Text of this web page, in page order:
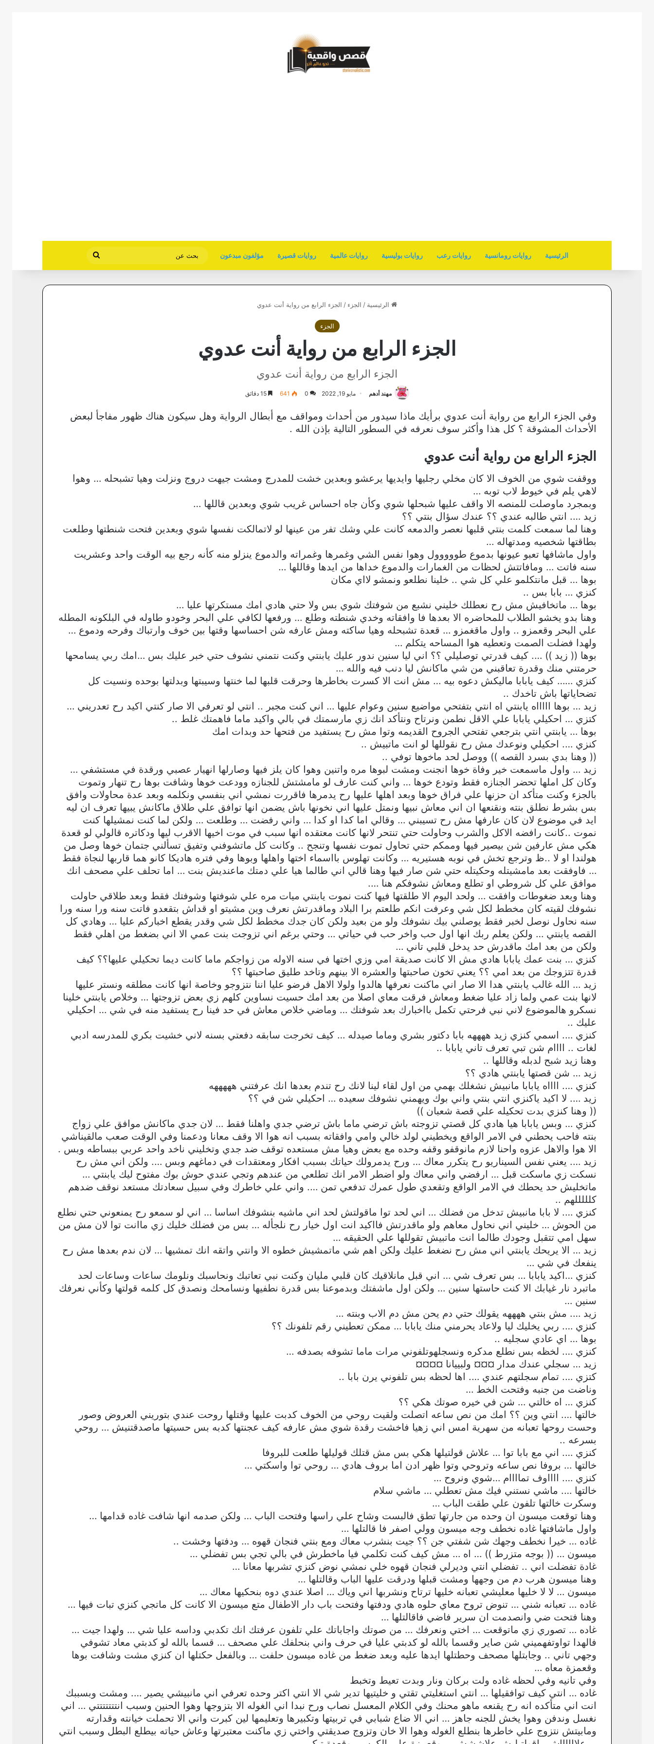
الرئيسية روايات رومانسية روايات رعب روايات بوليسية روايات عالمية روايات قصيرة مؤلفون مبدعون
عن
الرئيسية / الجزء / الجزء الرابع من رواية أنت عدوي
الجزء
الجزء الرابع من رواية أنت عدوي
الجزء الرابع من رواية أنت عدوي
مهند أدهم مايو 19, 2022 0
641 15 دقائق
وفي الجزء الرابع من رواية أنت عدوي برأيك ماذا سيدور من أحداث ومواقف مع أبطال الرواية وهل سيكون هناك ظهور مفاجأ لبعض
الأحداث المشوقة ؟ كل هذا وأكثر سوف نعرفه في السطور التالية بإذن الله .
الجزء الرابع من رواية أنت عدوي
ووقفت شوي من الخوف الا كان مخلي رجليها وايديها يرعشو وبعدين خشت للمدرج ومشت جيهت دروج ونزلت وهيا تشبحله … وهوا
لاهي يلم في خيوط لاب توبه …
وبمجرد ماوصلت للمنصه الا واقف عليها شبحلها شوي وكأن جاه احساس غريب شوي وبعدين قاللها …
زيد …. انتي طالبه عندي ؟؟ عندك سؤال بنتي ؟؟
وهنا لما سمعت كلمت بنتي قلبها نعصر والدمعه كانت علي وشك تفر من عينها لو لاتمالكت نفسها شوي وبعدين فتحت شنطتها وطلعت
بطاقتها شخصيه ومدتهاله …
واول ماشافها تعبو عيونها بدموع طووووول وهوا نفس الشي وغمرها وغمراته والدموع ينزلو منه كأنه رجع بيه الوقت واحد وعشريت
سنه فاتت … ومافاتتش لحظات من الغمارات والدموع خداها من ايدها وقاللها …
بوها … قبل مانتكلمو علي كل شي .. خلينا نطلعو ونمشو لااي مكان
كنزي … بابا بس ..
بوها … ماتخافيش مش رح نعطلك خليني نشبع من شوفتك شوي بس ولا حتي هادي امك مستكرتها عليا …
وهنا بدو يخشو الطلاب للمحاضره الا بعدها فا وافقاته وخدي شنطته وطلع … ورفعها لكافي علي البحر وخودو طاوله في البلكونه المطله
علي البحر وقعمزو .. واول ماقغمزو … قعدة تشبحله وهيا ساكته ومش عارفه شن احساسها وقتها بين خوف وارتباك وفرحه ودموع …
ولهدا فضلت الصمت وتعطيه هوا المساحه يتكلم …
بوها (( زيد )) …. كيف قدرتي توصليلي ؟؟ اني ليا سنين ندور عليك يابنتي وكنت نتمني نشوف حتي خبر عليك بس …امك ربي يسامحها
حرمتني منك وقدرة تعاقبني من شي ماكانش ليا دنب فيه والله …
كنزي …… كيف يابابا ماليكش دعوه بيه … مش انت الا كسرت بخاطرها وحرقت قلبها لما خنتها وسيبتها وبدلتها بوحده ونسيت كل
تضحاياتها باش تاخدك ..
زيد … بوها اااااه يابنتي اه انتي بتفتحي مواضيع سنين وعوام عليها … اني كنت مجبر .. انتي لو تعرفي الا صار كنتي اكيد رح تعدريني …
كتزي … احكيلي يابابا علي الاقل نطمن ونرتاح ونتأكد انك زي مارسمتك في بالي واكيد ماما فاهمتك غلط ..
بوها … يابنتي انتي بترجعي تفتحي الجروح القديمه وتوا مش رح يستفيد من فتحها حد وبدات امك
كنزي …. احكيلي ونوعدك مش رح نقوللها لو انت ماتبيش ..
(( وهنا بدي بسرد القصه )) ووصل لحد ماخوها توفي ..
زيد … واول ماسمعت خير وفاة خوها انجنت ومشت لبوها مره واتنين وهوا كان يلز فيها وصارلها انهيار عصبي ورقدة في مستشفي …
وكان كل املها تحضر الجنازه فقط وتودع خوها … واني كنت عارف لو مامشتش للجنازه وودعت خوها وشافت بوها رح تنهار وتموت
بالجزء وكنت متأكد ان حزنها علي فراق خوها وبعد اهلها عليها رح يدمرها فاقررت نمشي اني بنفسي ونكلمه وبعد عدة محاولات وافق
بس بشرط نطلق بنته ونقنعها ان اني معاش نبيها ونمتل عليها اني نخونها باش يضمن انها توافق علي طلاق ماكانش يبيها تعرف ان ليه
ايد في موضوع لان كان عارفها مش رح تسيبني … وقالي اما كدا او كدا … واني رفضت … وطلعت … ولكن لما كنت نمشيلها كنت
نموت ..كانت رافضه الاكل والشرب وحاولت حتي تنتحر لانها كانت معتقده انها سبب في موت اخيها الاقرب ليها ودكاتره قالولي لو قعدة
هكي مش عارفين شن بيصير فيها وممكم حتي تحاول تموت نفسها وتنجح .. وكانت كل ماتشوفني وتفيق تسألني جتمان خوها وصل من
هولندا او لا ..ظ وترجع تخش في نوبه هستيريه … وكانت تهلوس بااسماء اختها واهلها وبوها وفي فتره هاديكا كانو هما قاربها لنجاة فقط
… فاوفقت بعد مامشيتله وحكيتله حتي شن صار فيها وهنا قالي اني طالما هيا علي دمتك ماعنديش بنت … اما تحلف علي مصحف انك
موافق علي كل شروطي او تطلع ومعاش نشوفكم هنا ….
وهنا وبعد ضغوطات وافقت … ولحد اليوم الا طلقتها فيها كنت نموت يابنتي ميات مره علي شوفتها وشوفتك فقط وبعد طلاقي حاولت
نشوفك لقيته كان مخطط لكل شي وعرفت انكم طلعتم برا البلاد وماقدرتش نعرف وين مشيتو او قداش بتقعدو فاتت سنه ورا سنه ورا
سنه نحاول نوصل لخبر فقط يوصلني بيك نشوفك ولو من بعيد ولكن كان جدك مخطط لكل شي وقدر يقطع اخباركم عليا … وهادي كل
القصه يابنتي … ولكن يعلم ربك انها اول حب واخر حب في حياتي … وحتي برغم اني تزوجت بنت عمي الا اني بضغط من اهلي فقط
ولكن من بعد امك ماقدرش حد يدخل قلبي تاني …
كنزي … بنت عمك يابابا هادي مش الا كانت صديقة امي وزي اختها في سنه الاوله من زواجكم ماما كانت ديما تحكيلي عليها؟؟ كيف
قدرة تتزوجك من بعد امي ؟؟ يعني تخون صاحبتها والعشره الا بينهم وتاخد طليق صاحبتها ؟؟
زيد … الله غالب يابنتي هدا الا صار اني ماكنت نعرفها هالدوا ولولا الاهل فرضو عليا اننا نتزوجو وخاصة انها كانت مطلقه ونستر عليها
لانها بنت عمي ولما زاد عليا ضغط ومعاش فرقت معاي اصلا من بعد امك حسيت نساوين كلهم زي بعض تزوجتها … وخلاص يابنتي خلينا
نسكرو هالموضوع لاني نبي فرحتي تكمل بااخبارك بعد شوفتك … وماضي خلاص معاش في حد فينا رح يستفيد منه في شي … احكيلي
عليك ..
كنزي …. اسمي كنزي زيد ههههه بابا دكتور بشري وماما صيدله … كيف تخرجت سابقه دفعتي بسنه لاني خشيت بكري للمدرسه ادبي
لغات .. اااام شن تبي تعرف تاني يابابا ..
وهنا زيد شبح لدبله وقاللها ..
زيد … شن قصتها يابنتي هادي ؟؟
كنزي …. ااااه يابابا مانبيش نشغلك بهمي من اول لقاء لينا لانك رح تندم بعدها انك عرفتني هههههه
زيد …. لا اكيد ياكنزي انتي بنتي واني بوك ويهمني نشوفك سعيده … احكيلي شن في ؟؟
(( وهنا كنزي بدت تحكيله علي قصة شعبان ))
كنزي … وبس يابابا هيا هادي كل قصتي تزوجته باش ترضي ماما باش ترضي جدي واهلنا فقط … لان جدي ماكانش موافق علي زواج
بنته فاحب يحطني في الامر الواقع ويخطيني لولد خالي وامي وافقاته بسبب انه هوا الا وقف معانا ودعمنا وفي الوقت صعب مالقيناشي
الا هوا والاهل عزوه واحنا لازم مانوقفو وقفه وحده مع بعض وهيا مش مستعده توقف ضد جدي وتخليني ناخد واحد عربي ببساطه وبس .
زيد …. يعني نفس السيناريو رح يتكرر معاك … ورح يدمرولك حياتك بسبب افكار ومعتقدات في دماغهم وبس …. ولكن اني مش رح
نسكت زي ماسكت قبل … ارفضي واني معاك ولو اضطر الامر انك تطلعي من عندهم وتجي عندي حوش بوك مفتوح ليك يابنتي …
ماتخليش حد يحطك في الامر الواقع وتقعدي طول عمرك تدفعي تمن …. واني علي خاطرك وفي سبيل سعادتك مستعد نوقف ضدهم
كلللللهم ..
كنزي …. لا بابا مانبيش تدخل من فضلك … اني لحد توا ماقولتش لحد اني ماشيه بنشوفك اساسا … اني لو سمعو رح يمنعوني حتي نطلع
من الحوش … خليني اني نحاول معاهم ولو ماقدرتش فااكيد انت اول خيار رح نلجأله … بس من فضلك خليك زي ماانت توا لان مش من
سهل امي تتقبل وجودك طالما انت ماتبيش تقوللها علي الحقيقه …
زيد … الا يريحك يابنتي اني مش رح نضغط عليك ولكن اهم شي ماتمشيش خطوه الا وانتي واتقه انك تمشيها … لان ندم بعدها مش رح
ينفعك في شي …
كنزي …اكيد يابابا … بس تعرف شي … اني قبل مانلاقيك كان قلبي مليان وكنت نبي تعاتبك ونحاسبك ونلومك ساعات وساعات لحد
ماتبرد نار غيابك الا كنت حاستها سنين … ولكن اول ماشفتك وبدموعنا بس قدرة نطفيها ونسامحك ونصدق كل كلمه قولتها وكأني نعرفك
سنين …
زيد …. مش بنتي ههههه يقولك حتي دم يحن مش دم الاب وبنته …
كنزي …. ربي يخليك ليا ولاعاد يحرمني منك يابابا … ممكن تعطيني رقم تلفونك ؟؟
بوها … اي عادي سجليه ..
كنزي …. لخظه بس نطلع مدكره ونسجلهوتلفوني مرات ماما تشوفه بصدفه …
زيد … سجلي عندك مدار ¤¤¤ ولبييانا ¤¤¤¤
كتزي …. تمام سجلتهم عندي …. اها لحظه بس تلفوني يرن بابا ..
وناضت من جنبه وفتحت الخط …
كنزي … اه خالتي … شن في خيره صوتك هكي ؟؟
خالتها …. انتي وين ؟؟ امك من نص ساعه اتصلت ولقيت روحي من الخوف كدبت عليها وقتلها روحت عندي بتوريني العروض وصور
وحست روحها تعبانه من سهرية امس اني زهيا فاخشت رقدة شوي مش عارفه كيف عجنتها كدبه بس حسيتها ماصدقتنيش … روحي
بسرعه ..
كنزي …. اني مع بابا توا … علاش قولتيلها هكي بس مش قتلك قوليلها طلعت للبروفا
خالتها … بروفا نص ساعه وتروحي وتوا ظهر ادن اما بروف هادي … روحي توا واسكتي …
كنزي …. ااااوف تماااام …شوي ونروح …
خالتها …. ماشي نستني فيك مش تعطلي … ماشي سلام
وسكرت خالتها تلفون علي طقت الباب …
وهنا توقعت ميسون ان وحده من جارتها تطق فالبست وشاح علي راسها وفتحت الباب … ولكن صدمه انها شافت غاده قدامها …
واول ماشافتها غاده نخطف وجه ميسون وولي اصفر فا قالتلها …
غاده … خيرا نخطف وجهك شن شفتي جن ؟؟ جيت بنشرب معاك ومع بنتي فنجان قهوه … ودفتها وخشت ..
ميسون … (( بوجه متزرط )) … اه … مش كيف كنت تكلمي فيا ماخطرش في بالي تجي بس تفضلي …
غادة تفضلت اني .. تفضلي انتي وديرلي فنجان قهوه خلي نمشي نوض كنزي تشربها معانا …
وهنا ميسون هرب دم من وجهها ومشت قبلها ودرقت عليها الباب وقالتلها …
ميسون … لا لا خليها معليشي تعبانه خليها ترتاح ونشربها اني وياك … اصلا عندي دوه بنحكيها معاك …
غاده … تعبانه شني … تنوض تروح معاي حلوه هادي ودفتها وفتحت باب دار الاطفال متع ميسون الا كانت كل ماتجي كنزي تبات فيها …
وهنا فتحت ضي وانصدمت ان سرير فاضي فاقالتلها …
غاده … تصوري زي ماتوقعت … اختي ونعرفك … من صوتك واجاباتك علي تلفون عرفتك انك تكدبي وداسه عليا شي … ولهدا جيت …
فالهدا تواوتفهميني شن صاير وقسما بالله لو كدبتي عليا في حرف واني بنحلفك علي مصحف … قسما بالله لو كدبتي معاد تشوفي
وجهي تاني .. وجابتلها مصحف وحطتلها ايدها عليه وبعد ضغط من غاده ميسون حلفت … وبالفعل حكتلها ان كنزي مشت وشافت بوها
وقعمزة معاه …
وفي تانيه وفي لحظه غاده ولت بركان ونار وبدت تعيط وتخبط
غاده … انتي كيف توافقيلها … انتي استغليتي تقتي و خليتيها تدير شي الا انتي اكتر وحده تعرفي اني مانبيشي يصير …. ومشت وبسببك
انت اني متأكده انه رح يقنعه ماهو محنك وفي الكلام المعسل نصاب ورح نبدا اني الغوله الا بتزوجها وهوا الحنين وسبب انتتتتتتتي … اني
نغسل وندفن وهوا يخش للجنه جاهز … اني الا ضاع شبابي في تربيتها وتكبيرها وتعليمها لين كبرت واني الا تحملت خيانته وقدارته
ومابيتش نتزوج علي خاطرها بنطلع الغوله وهوا الا خان وتزوج صديقتي واختي زي ماكنت معتبرتها وعاش حياته بيطلع البطل وسبب انتي